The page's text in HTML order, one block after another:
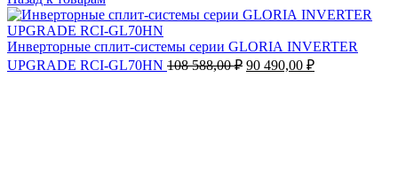
составляла
52
188,00 ₽.
43
Инверторные сплит-системы серии GLORIA INVERTER
UPGRADE RCI-GL70HN 108 588,00₽ Первоначальная
90 490,00 ₽Текущая